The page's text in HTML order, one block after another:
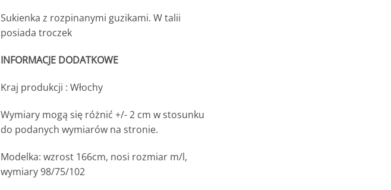
Sukienka z rozpinanymi guzikami. W talii
posiada troczek
INFORMACJE DODATKOWE
Kraj produkcji : Włochy
Wymiary mogą się różnić +/- 2 cm w stosunku
do podanych wymiarów na stronie.
Modelka: wzrost 166cm, nosi rozmiar m/l,
wymiary 98/75/102